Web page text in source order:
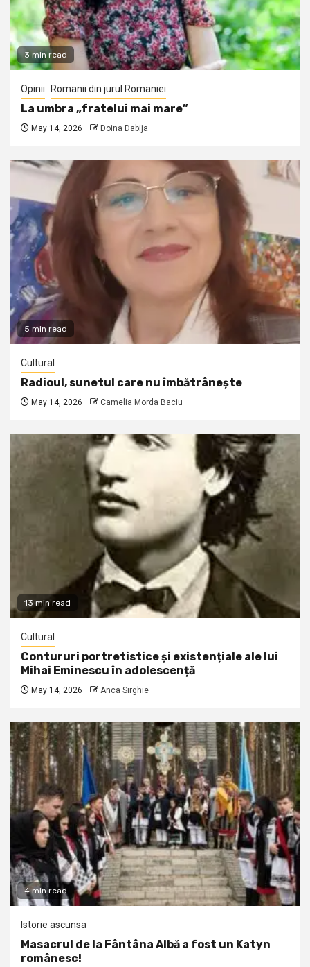
3 min read
Opinii Romanii din jurul Romaniei
La umbra „fratelui mai mare”
May 14, 2026 Doina Dabija
5 min read
Cultural
Radioul, sunetul care nu îmbătrânește
May 14, 2026 Camelia Morda Baciu
13 min read
Cultural
Contururi portretistice și existențiale ale lui
Mihai Eminescu în adolescență
May 14, 2026 Anca Sirghie
4 min read
Istorie ascunsa
Masacrul de la Fântâna Albă a fost un Katyn
românesc!